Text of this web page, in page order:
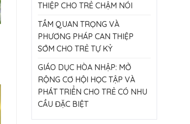
THIỆP CHO TRẺ CHẬM NÓI
TẦM QUAN TRỌNG VÀ
PHƯƠNG PHÁP CAN THIỆP
SỚM CHO TRẺ TỰ KỶ
GIÁO DỤC HÒA NHẬP: MỞ
RỘNG CƠ HỘI HỌC TẬP VÀ
PHÁT TRIỂN CHO TRẺ CÓ NHU
CẦU ĐẶC BIỆT